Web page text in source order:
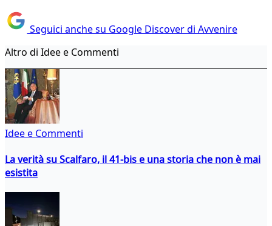
Seguici anche su Google Discover di Avvenire
Altro di Idee e Commenti
Idee e Commenti
La verità su Scalfaro, il 41-bis e una storia che non è mai
esistita